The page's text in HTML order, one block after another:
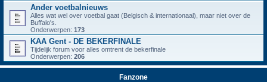
Ander voetbalnieuws
Alles wat wel over voetbal gaat (Belgisch & internationaal), maar niet over de
Buffalo's.
Onderwerpen: 173
KAA Gent - DE BEKERFINALE
Tijdelijk forum voor alles omtrent de bekerfinale
Onderwerpen: 206
Fanzone